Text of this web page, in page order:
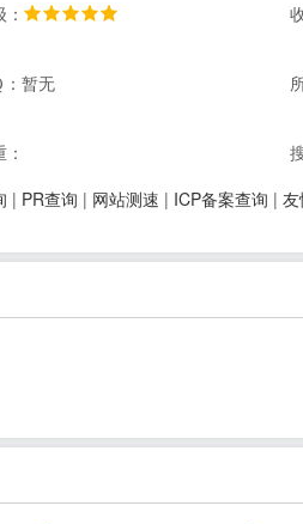
：暂无
| PR查询 | 网站测速 | ICP备案查询 |